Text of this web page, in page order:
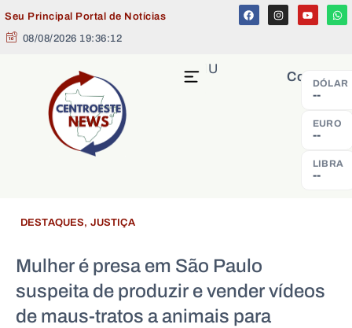
Seu Principal Portal de Notícias
08/08/2026 19:36:12
Cotação
DÓLAR
--
EURO
--
LIBRA
--
MENU
DESTAQUES, JUSTIÇA
Mulher é presa em São Paulo
suspeita de produzir e vender vídeos
de maus-tratos a animais para